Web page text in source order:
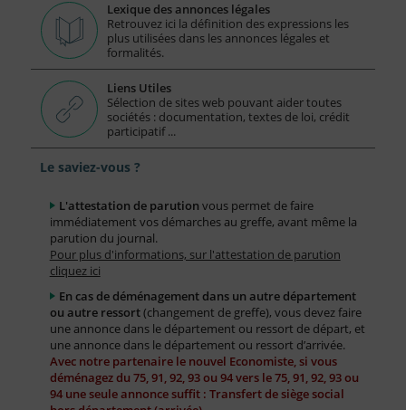
Lexique des annonces légales
Retrouvez ici la définition des expressions les
plus utilisées dans les annonces légales et
formalités.
Liens Utiles
Sélection de sites web pouvant aider toutes
sociétés : documentation, textes de loi, crédit
participatif ...
Le saviez-vous ?
L'attestation de parution vous permet de faire
immédiatement vos démarches au greffe, avant même la
parution du journal.
Pour plus d'informations, sur l'attestation de parution
cliquez ici
En cas de déménagement dans un autre département
ou autre ressort(changement de greffe), vous devez faire
une annonce dans le département ou ressort de départ, et
une annonce dans le département ou ressort d’arrivée.
Avec notre partenaire le nouvel Economiste, si vous
déménagez du 75, 91, 92, 93 ou 94 vers le 75, 91, 92, 93 ou
94 une seule annonce suffit : Transfert de siège social